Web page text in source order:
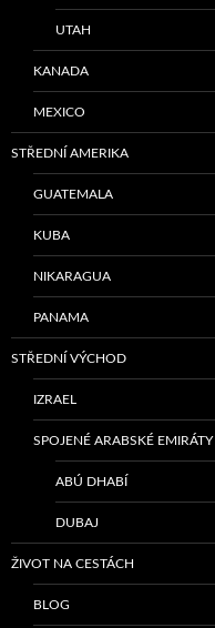
UTAH
KANADA
MEXICO
STŘEDNÍ AMERIKA
GUATEMALA
KUBA
NIKARAGUA
PANAMA
STŘEDNÍ VÝCHOD
IZRAEL
SPOJENÉ ARABSKÉ EMIRÁTY
ABÚ DHABÍ
DUBAJ
ŽIVOT NA CESTÁCH
BLOG